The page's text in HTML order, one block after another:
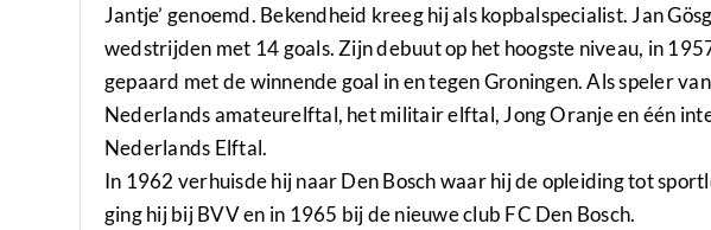
Jantje’ genoemd. Bekendheid kreeg hij als kopbalspecialist. Jan
wedstrijden met 14 goals. Zijn debuut op het hoogste niveau, in
gepaard met de winnende goal in en tegen Groningen. Als speler
Nederlands amateurelftal, het militair elftal, Jong Oranje en één
Nederlands Elftal.
In 1962 verhuisde hij naar Den Bosch waar hij de opleiding tot
ging hij bij BVV en in 1965 bij de nieuwe club FC Den Bosch.